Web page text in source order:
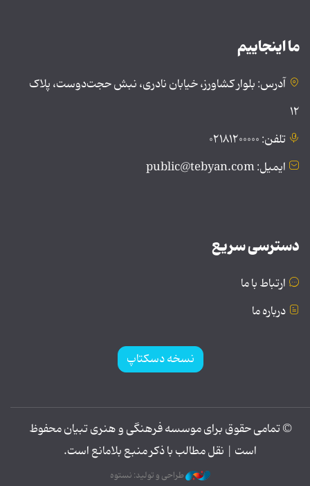
ما اینجاییم
آدرس: بلوار کشاورز، خیابان نادری، نبش حجت‌دوست، پلاک
۱۲
تلفن: ۰۲۱۸۱۲۰۰۰۰۰
ایمیل: public@tebyan.com
دسترسی سریع
ارتباط با ما
درباره ما
نسخه دسکتاپ
© تمامی حقوق برای موسسه فرهنگی و هنری تبیان محفوظ
است | نقل مطالب با ذکر منبع بلامانع است.
طراحی و تولید: نستوه